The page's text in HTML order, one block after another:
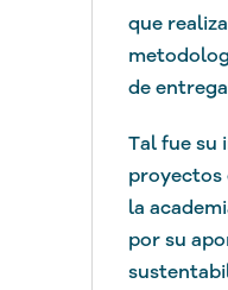
que
de
Tal fue su
proyectos
la
por su